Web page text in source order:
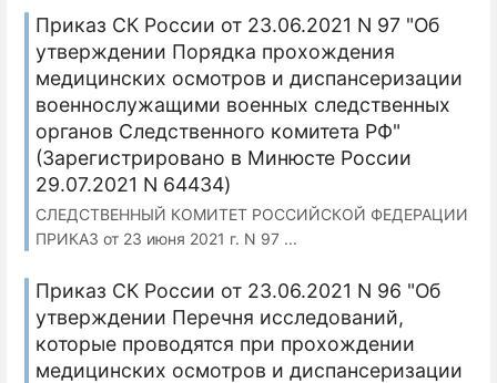
Приказ СК России от 23.06.2021 N 97 "Об
утверждении Порядка прохождения
медицинских осмотров и диспансеризации
военнослужащими военных следственных
органов Следственного комитета РФ"
(Зарегистрировано в Минюсте России
29.07.2021 N 64434)
СЛЕДСТВЕННЫЙ КОМИТЕТ РОССИЙСКОЙ ФЕДЕРАЦИИ
ПРИКАЗ от 23 июня 2021 г. N 97 ...
Приказ СК России от 23.06.2021 N 96 "Об
утверждении Перечня исследований,
которые проводятся при прохождении
медицинских осмотров и диспансеризации